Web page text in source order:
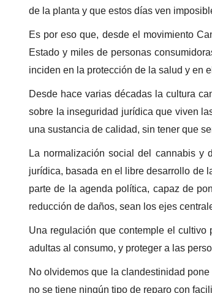
de la planta y que estos días ven
Es por eso que, desde el movimiento
Estado y miles de personas
inciden en la protección de la salud y en
Desde hace varias décadas la cultura
sobre la inseguridad jurídica que viven
una sustancia de calidad, sin tener que
La normalización social del cannabis y
jurídica, basada en el libre desarrollo de
parte de la agenda política, capaz de
reducción de daños, sean los ejes
Una regulación que contemple el
adultas al consumo, y proteger a las
No olvidemos que la clandestinidad
no se tiene ningún tipo de reparo con